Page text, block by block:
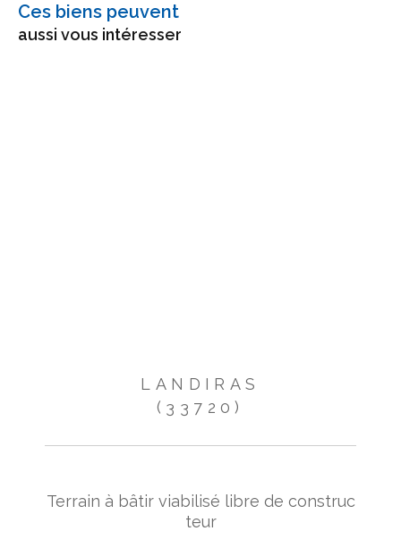
Ces biens peuvent
aussi vous intéresser
LANDIRAS
(33720)
Terrain à bâtir viabilisé libre de construc
teur